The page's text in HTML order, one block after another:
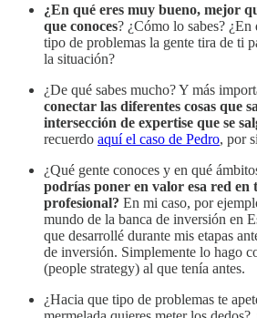
¿En qué eres muy bueno, mejor
que conoces? ¿Cómo lo sabes?
tipo de problemas la gente tira de ti
la situación?
¿De qué sabes mucho? Y más
conectar las diferentes cosas que
intersección de expertise que se
recuerdo aquí el caso de Pedro, por
¿Qué gente conoces y en qué
podrías poner en valor esa red en
profesional? En mi caso, por
mundo de la banca de inversión en
que desarrollé durante mis etapas
de inversión. Simplemente lo hago
(people strategy) al que tenía antes.
¿Hacia que tipo de problemas te